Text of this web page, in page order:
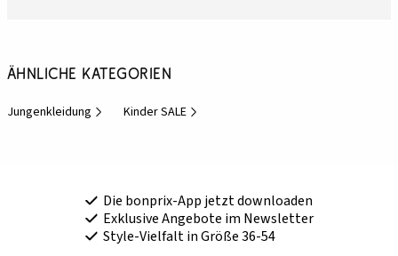
Ähnliche Kategorien
Jungenkleidung Kinder SALE
Die bonprix-App jetzt downloaden
Exklusive Angebote im Newsletter
Style-Vielfalt in Größe 36-54